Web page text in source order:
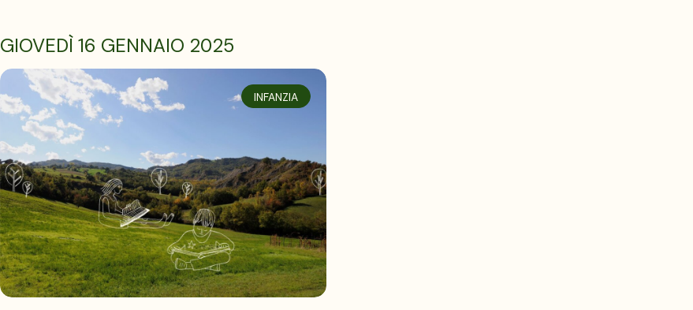
GIOVEDÌ 16 GENNAIO 2025
INFANZIA